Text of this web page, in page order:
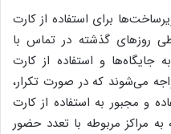
برای استفاده از کارت
روزهای گذشته در تماس با
جایگاه‌ها و استفاده از کارت
می‌شوند که در صورت تکرار،
و مجبور به استفاده از کارت
مراکز مربوطه با تعدد حضور